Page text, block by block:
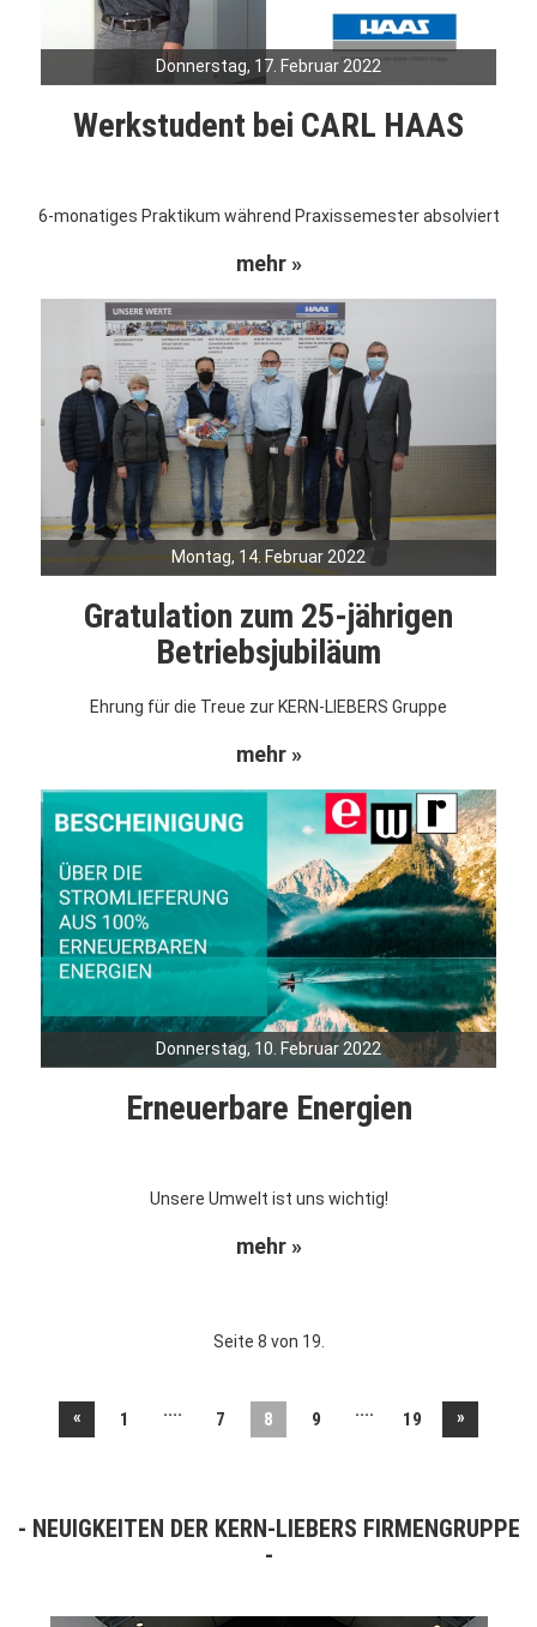
Donnerstag, 17. Februar 2022
Werkstudent bei CARL HAAS
6-monatiges Praktikum während Praxissemester absolviert
mehr »
Montag, 14. Februar 2022
Gratulation zum 25-jährigen
Betriebsjubiläum
Ehrung für die Treue zur KERN-LIEBERS Gruppe
mehr »
Donnerstag, 10. Februar 2022
Erneuerbare Energien
Unsere Umwelt ist uns wichtig!
mehr »
Seite 8 von 19.
« 1 .... 7 8 9 .... 19 »
NEUIGKEITEN DER KERN-LIEBERS FIRMENGRUPPE